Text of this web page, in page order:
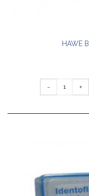
HAWE
- +